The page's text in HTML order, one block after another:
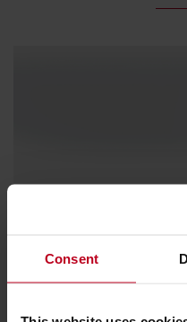
Consent
Fedezze